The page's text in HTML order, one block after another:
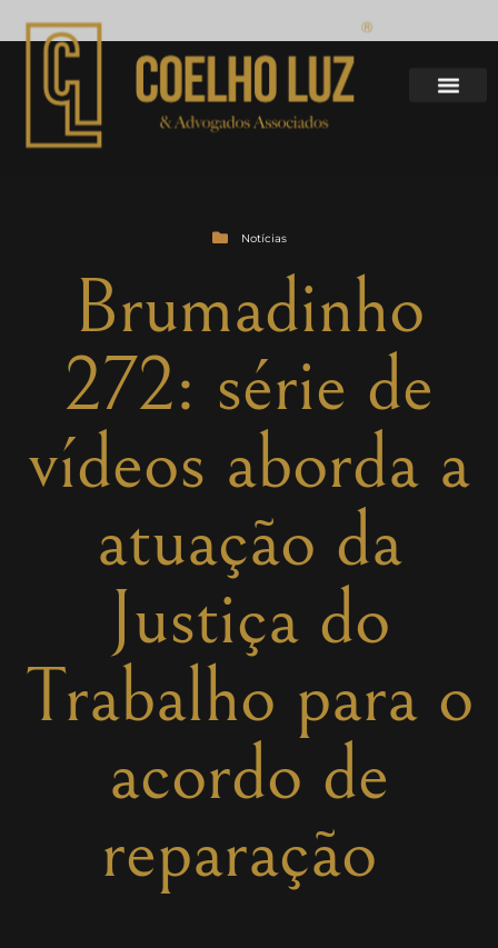
Notícias
Brumadinho
272: série de
vídeos aborda a
atuação da
Justiça do
Trabalho para o
acordo de
reparação